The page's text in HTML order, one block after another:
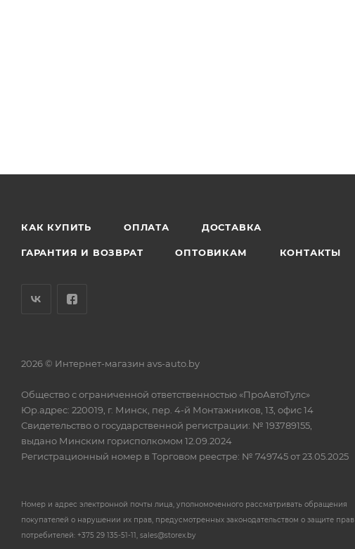
КАК КУПИТЬ ОПЛАТА ДОСТАВКА
ГАРАНТИЯ И ВОЗВРАТ ОПТОВИКАМ КОНТАКТЫ
2026 © Интернет-магазин avs-auto.by
Общество с ограниченной ответственностью «ПроАвтоТулс»
Юр.адрес: 220019, г. Минск, пер. 4-й Монтажников, 13, офис 14
Свидетельство о государственной регистрации: № 193789155,
выдано Минским горисполкомом 12.09.2024
Регистрационный номер в Торговом реестре: № 749745 от 23.05.2025
Номер и адрес электронной почты лица, уполномоченного рассматривать обращения
покупателей о нарушении их прав, предусмотренных законодательством о защите прав
потребителей: +375 29 135-51-11, sales@storex.by